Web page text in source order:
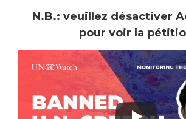
N.B.: veuillez désactiver
pour voir la